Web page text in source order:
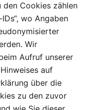
den Cookies zählen
wo Angaben
Wir
Aufruf unserer
auf
über die
zu den zuvor